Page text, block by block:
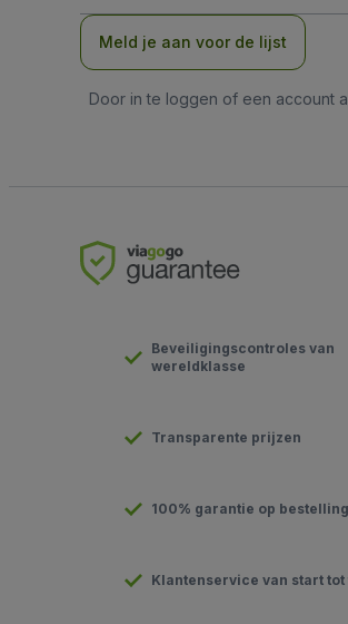
Meld je aan voor de lijst
Door in te loggen of een account
Beveiligingscontroles van
wereldklasse
Transparente prijzen
100% garantie op
Klantenservice van start